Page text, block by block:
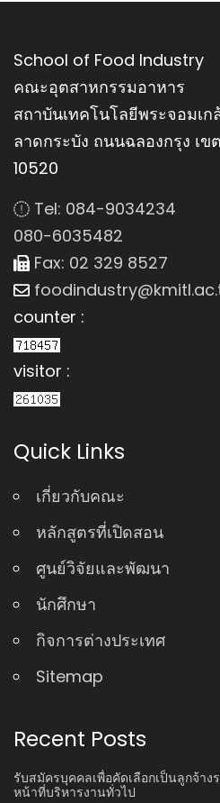
School of Food Industry
คณะอุตสาหกรรมอาหาร
สถาบันเทคโนโลยีพระจอมเ
ลาดกระบัง ถนนฉลองกรุง เข
10520
Tel: 084-9034234
080-6035482
Fax: 02 329 8527
counter :
visitor :
Quick Links
เกี่ยวกับคณะ
หลักสูตรที่เปิดสอน
ศูนย์วิจัยและพัฒนา
นักศึกษา
กิจการต่างประเทศ
Sitemap
Recent Posts
รับสมัครบุคคลเพื่อคัดเลือกเป็นลูกจ้าง
หน้าที่บริหารงานทั่วไป